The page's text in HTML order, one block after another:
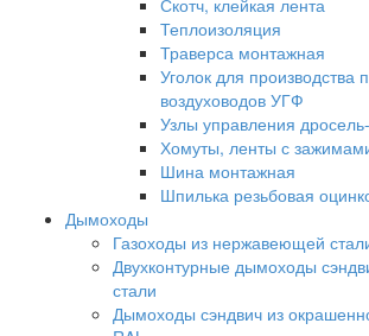
Скотч, клейкая лента
Теплоизоляция
Траверса монтажная
Уголок для производства
воздуховодов УГФ
Узлы управления
Хомуты, ленты с
Шина монтажная
Шпилька резьбовая
Дымоходы
Газоходы из нержавеющей
Двухконтурные дымоходы
стали
Дымоходы сэндвич из